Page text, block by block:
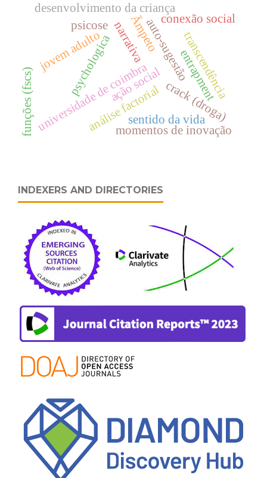
auto-sugestão
ação social
universidade de coimbra
psychologica
desenvolvimento da criança
análise factorial
narrativa
momentos de inovação
entrapment
jovem adulto
crack (droga)
conexão social
funções (fscs)
psicose
sentido da vida
transcendência
Ãmpeto
INDEXERS AND DIRECTORIES